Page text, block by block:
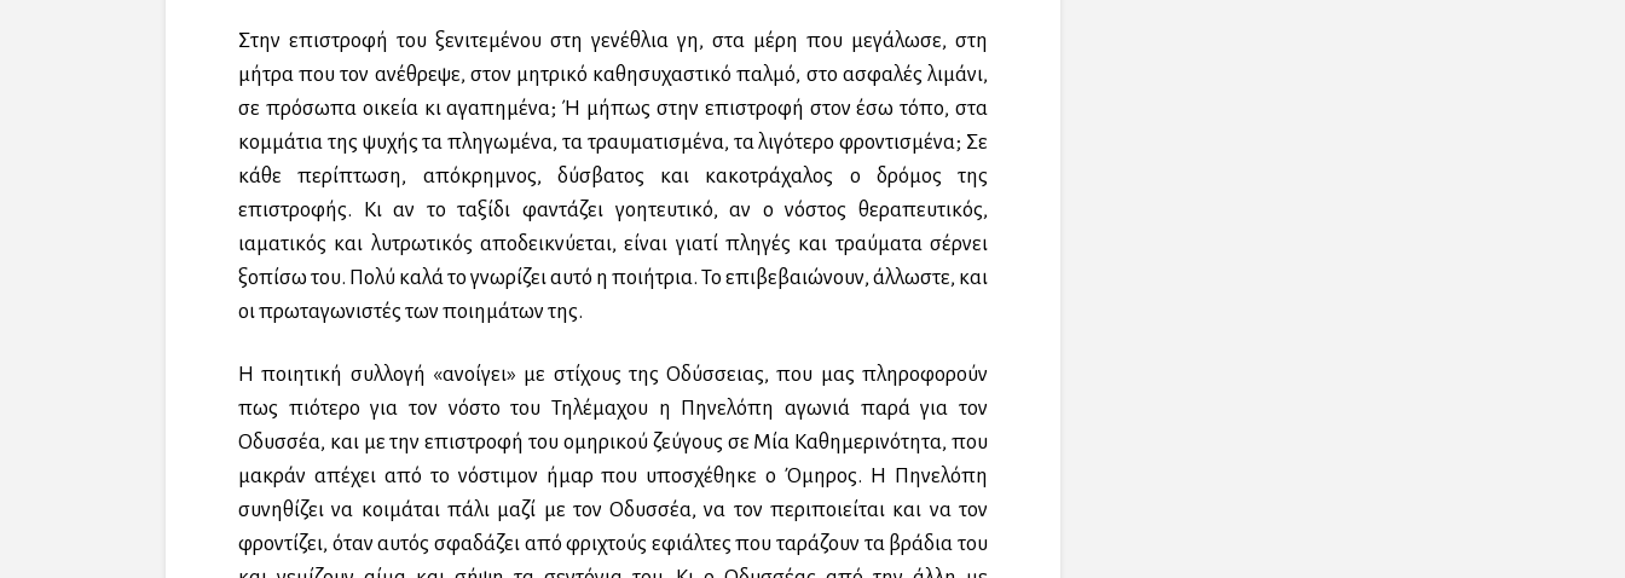
Στην επιστροφή του ξενιτεμένου στη γενέθλια γη, στα μέρη που μεγάλωσε, στη
μήτρα που τον ανέθρεψε, στον μητρικό καθησυχαστικό παλμό, στο ασφαλές λιμάνι,
σε πρόσωπα οικεία κι αγαπημένα; Ή μήπως στην επιστροφή στον έσω τόπο, στα
κομμάτια της ψυχής τα πληγωμένα, τα τραυματισμένα, τα λιγότερο φροντισμένα; Σε
κάθε περίπτωση, απόκρημνος, δύσβατος και κακοτράχαλος ο δρόμος της
επιστροφής. Κι αν το ταξίδι φαντάζει γοητευτικό, αν ο νόστος θεραπευτικός,
ιαματικός και λυτρωτικός αποδεικνύεται, είναι γιατί πληγές και τραύματα σέρνει
ξοπίσω του. Πολύ καλά το γνωρίζει αυτό η ποιήτρια. Το επιβεβαιώνουν, άλλωστε, και
οι πρωταγωνιστές των ποιημάτων της.
Η ποιητική συλλογή «ανοίγει» με στίχους της Οδύσσειας, που μας πληροφορούν
πως πιότερο για τον νόστο του Τηλέμαχου η Πηνελόπη αγωνιά παρά για τον
Οδυσσέα, και με την επιστροφή του ομηρικού ζεύγους σε Μία Καθημερινότητα, που
μακράν απέχει από το νόστιμον ήμαρ που υποσχέθηκε ο Όμηρος. Η Πηνελόπη
συνηθίζει να κοιμάται πάλι μαζί με τον Οδυσσέα, να τον περιποιείται και να τον
φροντίζει, όταν αυτός σφαδάζει από φριχτούς εφιάλτες που ταράζουν τα βράδια του